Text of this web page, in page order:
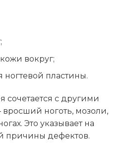
вокруг;
пластины.
сочетается с другими
вросший ноготь, мозоли,
Это указывает на
причины дефектов.